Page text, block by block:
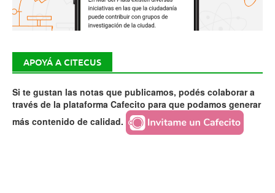
APOYÁ A CITECUS
Si te gustan las notas que publicamos, podés colaborar a
través de la plataforma Cafecito para que podamos generar
más contenido de calidad.